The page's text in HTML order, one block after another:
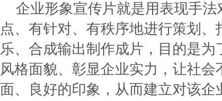
企业形象宣传片就是用表现手
点、有针对、有秩序地进行策划
乐、合成输出制作成片，目的是
风格面貌、彰显企业实力，让社
面、良好的印象，从而建立对该